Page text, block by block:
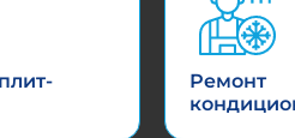
Ремонт